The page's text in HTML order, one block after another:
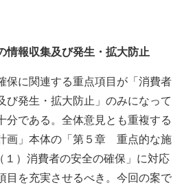
情報収集及び発生・拡大防止
保に関連する重点項目が「消費者
び発生・拡大防止」のみになって
分である。全体意見とも重複する
画」本体の「第５章 重点的な施
１）消費者の安全の確保」に対応
目を充実させるべき。今回の案で